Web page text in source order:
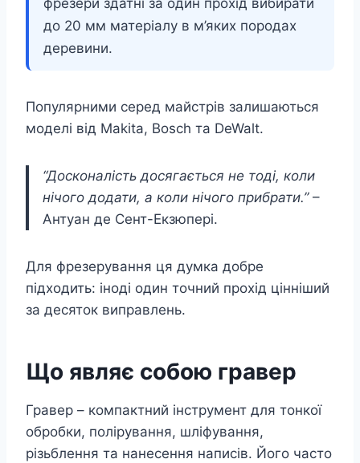
фрезери здатні за один прохід вибирати
до 20 мм матеріалу в м’яких породах
деревини.
Популярними серед майстрів залишаються
моделі від Makita, Bosch та DeWalt.
“Досконалість досягається не тоді, коли
нічого додати, а коли нічого прибрати.”–
Антуан де Сент-Екзюпері.
Для фрезерування ця думка добре
підходить: іноді один точний прохід цінніший
за десяток виправлень.
Що являє собою гравер
Гравер – компактний інструмент для тонкої
обробки, полірування, шліфування,
різьблення та нанесення написів. Його часто